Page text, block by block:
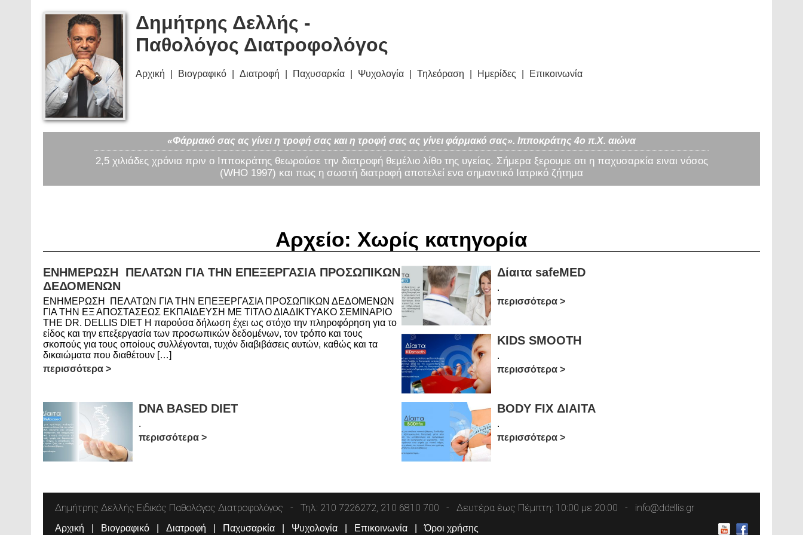
Δημήτρης Δελλής -
Παθολόγος Διατροφολόγος
Αρχική Βιογραφικό Διατροφή Παχυσαρκία Ψυχολογία Τηλεόραση Ημερίδες Επικοινωνία
«Φάρμακό σας ας γίνει η τροφή σας και η τροφή σας ας γίνει φάρμακό σας». Ιπποκράτης 4ο π.Χ. αιώνα
2,5 χιλιάδες χρόνια πριν ο Ιπποκράτης θεωρούσε την διατροφή θεμέλιο λίθο της υγείας. Σήμερα ξερουμε οτι η παχυσαρκία ειναι νόσος
(WHO 1997) και πως η σωστή διατροφή αποτελεί ενα σημαντικό Ιατρικό ζήτημα
Αρχείο: Χωρίς κατηγορία
ΕΝΗΜΕΡΩΣΗ ΠΕΛΑΤΩΝ ΓΙΑ ΤΗΝ ΕΠΕΞΕΡΓΑΣΙΑ ΠΡΟΣΩΠΙΚΩΝ
ΔΕΔΟΜΕΝΩΝ
ΕΝΗΜΕΡΩΣΗ ΠΕΛΑΤΩΝ ΓΙΑ ΤΗΝ ΕΠΕΞΕΡΓΑΣΙΑ ΠΡΟΣΩΠΙΚΩΝ ΔΕΔΟΜΕΝΩΝ
ΓΙΑ ΤΗΝ ΕΞ ΑΠΟΣΤΑΣΕΩΣ ΕΚΠΑΙΔΕΥΣΗ ΜΕ ΤΙΤΛΟ ΔΙΑΔΙΚΤΥΑΚΟ ΣΕΜΙΝΑΡΙΟ
THE DR. DELLIS DIET Η παρούσα δήλωση έχει ως στόχο την πληροφόρηση για το
είδος και την επεξεργασία των προσωπικών δεδομένων, τον τρόπο και τους
σκοπούς για τους οποίους συλλέγονται, τυχόν διαβιβάσεις αυτών, καθώς και τα
δικαιώματα που διαθέτουν […]
περισσότερα
Δίαιτα safeMED
.
περισσότερα
KIDS SMOOTH
.
περισσότερα
DNA BASED DIET
.
περισσότερα
BODY FIX ΔΙΑΙΤΑ
.
περισσότερα
Δημήτρης Δελλής Ειδικός Παθολόγος Διατροφολόγος Τηλ: 210 7226272, 210 6810 700 Δευτέρα έως Πέμπτη: 10:00 με 20:00 info@ddellis.gr
Αρχική Βιογραφικό Διατροφή Παχυσαρκία Ψυχολογία Επικοινωνία Όροι χρήσης